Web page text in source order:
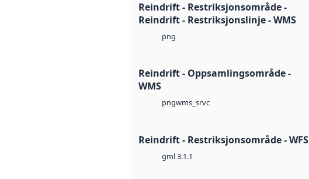
Reindrift - Restriksjonsområde -
Reindrift - Restriksjonslinje - WMS
png
Reindrift - Oppsamlingsområde -
WMS
pngwms_srvc
Reindrift - Restriksjonsområde - WFS
gml 3.1.1